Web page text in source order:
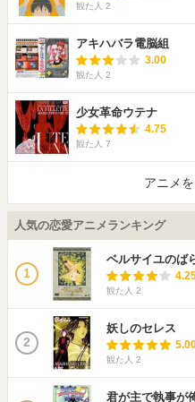
観た人 2
アキハバラ電脳組
3.00
観た人 2
少女革命ウテナ
4.75
観た人 7
アニメ
人気の恋愛アニメランキング
1
ベルサイユのば
観た人 2
2
妖しのセレス
観た人 2
君が主で執事が